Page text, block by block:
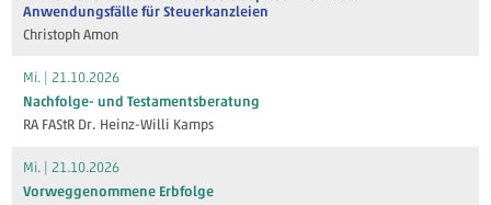
Anwendungsfälle für Steuerkanzleien
Christoph Amon
Mi. | 21.10.2026
Nachfolge- und Testamentsberatung
RA FAStR Dr. Heinz-Willi Kamps
Mi. | 21.10.2026
Vorweggenommene Erbfolge